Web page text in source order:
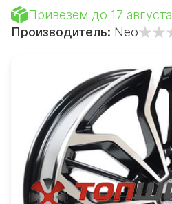
Привезем до 17 августа
Производитель: Neo